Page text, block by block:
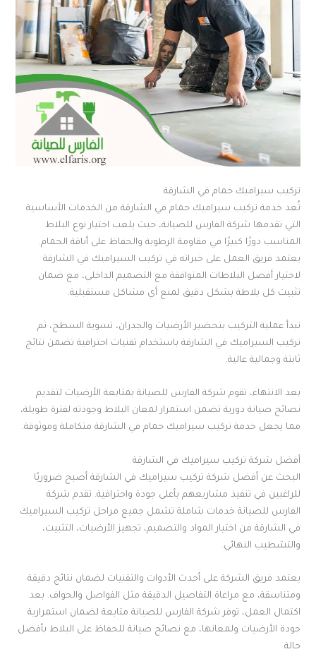
تركيب سيراميك حمام في الشارقة
تُعد خدمة تركيب سيراميك حمام في الشارقة من الخدمات الأساسية
التي تقدمها شركة الفارس للصيانة، حيث يلعب اختيار نوع البلاط
المناسب دورًا كبيرًا في مقاومة الرطوبة والحفاظ على أناقة الحمام.
يعتمد فريق العمل على خبراته في تركيب السيراميك في الشارقة
لاختيار أفضل البلاطات المتوافقة مع التصميم الداخلي، مع ضمان
تثبيت كل بلاطة بشكل دقيق لمنع أي مشاكل مستقبلية.
تبدأ عملية التركيب بتحضير الأرضيات والجدران، تسوية السطح، ثم
تركيب السيراميك في الشارقة باستخدام تقنيات احترافية تضمن نتائج
ثابتة وجمالية عالية.
بعد الانتهاء، تقوم شركة الفارس للصيانة بمتابعة الأرضيات لتقديم
نصائح صيانة دورية تضمن استمرار لمعان البلاط وجودته لفترة طويلة،
مما يجعل خدمة تركيب سيراميك حمام في الشارقة متكاملة وموثوقة.
أفضل شركة تركيب سيراميك في الشارقة
البحث عن أفضل شركة تركيب سيراميك في الشارقة أصبح ضروريًا
للراغبين في تنفيذ مشاريعهم بأعلى جودة واحترافية. تقدم شركة
الفارس للصيانة خدمات شاملة تشمل جميع مراحل تركيب السيراميك
في الشارقة من اختيار المواد والتصميم، تجهيز الأرضيات، التثبيت،
والتشطيب النهائي.
يعتمد فريق الشركة على أحدث الأدوات والتقنيات لضمان نتائج دقيقة
ومتناسقة، مع مراعاة التفاصيل الدقيقة مثل الفواصل والحواف. بعد
اكتمال العمل، توفر شركة الفارس للصيانة متابعة لضمان استمرارية
جودة الأرضيات ولمعانها، مع نصائح صيانة للحفاظ على البلاط بأفضل
حالة.